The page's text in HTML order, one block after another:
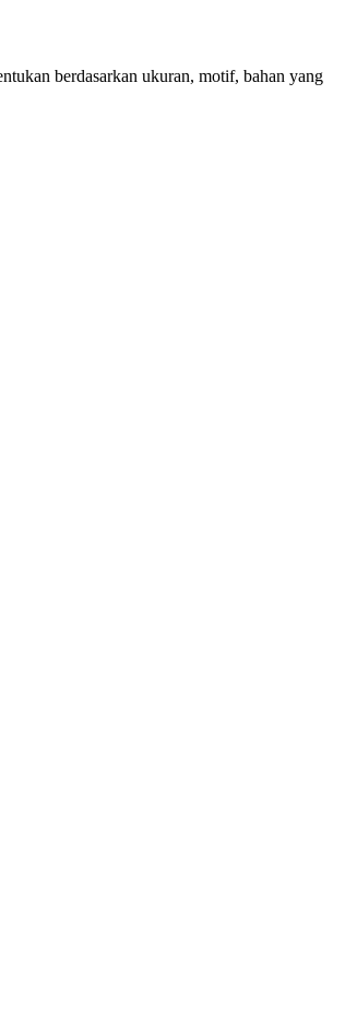
berdasarkan ukuran, motif, bahan yang